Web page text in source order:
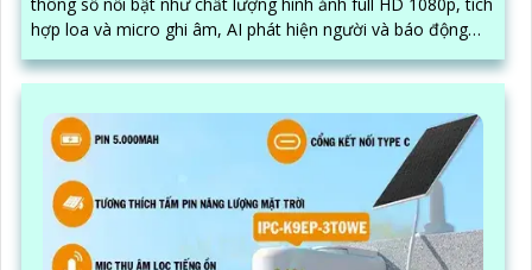
hợp loa và micro ghi âm, AI phát hiện người và báo động